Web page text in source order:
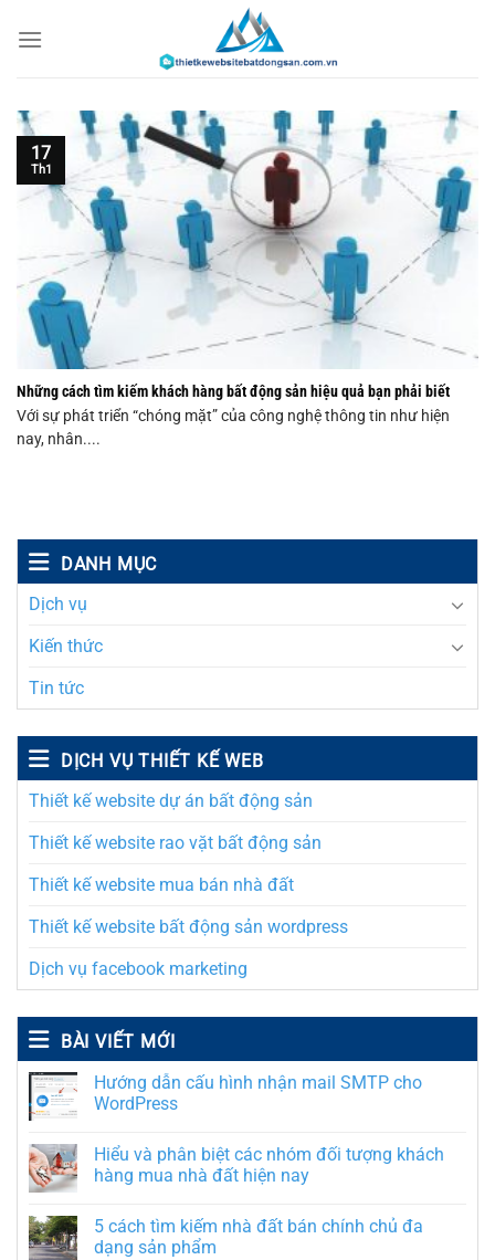
đến
DANH MỤC
Dịch vụ
Kiến thức
Tin tức
DỊCH VỤ THIẾT KẾ WEB
Thiết kế website dự án bất động sản
Thiết kế website rao vặt bất động sản
Thiết kế website mua bán nhà đất
Thiết kế website bất động sản wordpress
Dịch vụ facebook marketing
BÀI VIẾT MỚI
Hướng dẫn cấu hình nhận mail SMTP cho
WordPress
Hiểu và phân biệt các nhóm đối tượng khách
hàng mua nhà đất hiện nay
5 cách tìm kiếm nhà đất bán chính chủ đa
dạng sản phẩm
Những cách tìm kiếm khách hàng bất động sản hiệu quả bạn phải biết
Với sự phát triển “chóng mặt” của công nghệ thông tin như hiện
nay, nhân....
17
Th1